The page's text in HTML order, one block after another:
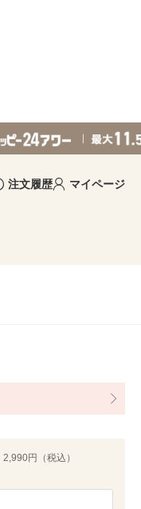
注文履歴 マイページ
2,990円（税込）